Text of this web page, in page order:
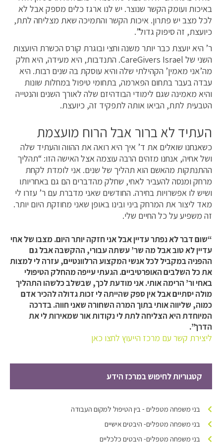
באיכות ועומק הקשר שנוצר. יש לנו ארגז כלים מספק אבל לא
לכל מצב יש פתרון. איכות הקשר והתמיכה שאת מצליחה לתת,
כיועצת, זה סיפוק גדול”.
ר’ היא יועצת כבר יותר משנה וחצי ובוגרת קורס הכשרת היועצות
השני של CareGivers Israel. התנדבות, היא מעידה, היא חלק
מה’אני מאמין’ הקהילתי שלה והיא עוסקת בה שנים רבות. היא
עבדה בעבר בתחום הפארמה, בתחומי טיפול במחלות שונות
והיא מאמינה שגם לימודי הבודהיזם שלה לאורך השנים והנטייה
הטבעית לתת, הביאו אותה לתפקיד זה, כיועצת.
העתיד לא ברור אבל הרוח מועצמת
כשאנחנו שואלים את ד’ איך היא רואה את ההווה והעתיד שלה
ושל אחיה, אנחנו מזהים הרבה עוצמה אצל האישה הזו: “תהליך
ההתנתקות מהאשם הוא תהליך של שנים. אני לומדת לקחת
מרחק ומנסה להעביר לאחי, שחלק מהדברים הם גם באחריותו
ושיש לו אפשרויות בחירה. החודשים שאני מדברת עם ר’ עזרו לי
מאד ליצור את המרחק ביני ובינו באופן שאני מחוזקת היום יותר.
זה משפיע על כל החיים שלי.
“שום דבר לא נפתר עדיין אבל אני חזקה יותר היום. מצבו של אחי
עדיין לא טוב אבל מה שר’ עשתה עבורי, ההקשבה אבל גם
ההפניה במקביל לכל אנשי המקצוע הרלוונטיים, עזרה לי למצות
את כל השלבים האופרטיביים. הגעתי עייפה מהחלק הטיפולי
באחי ור’ הרימה אותי. אני מודעת לכך, שבשלב כלשהו התהליך
מולה יסתיים אבל אין ספק שהייתה לי זכות גדולה להכיר אדם
כמוה, שליווה אותי בתוך המרה השחורה שאני חווה. בדרכה
המיוחדת היא הצליחה לתת לי נקודות אור שמאירות לי את
הדרך”.
ליצירת קשר עם מרכז הייעוץ לחצו כאן
קטגוריות לחיפוש במרכז הידע
בני משפחה מטפלים - בין הטיפול למקום העבודה
בני משפחה מטפלים- היבטים אישיים
בני משפחה מטפלים- היבטים כלכליים